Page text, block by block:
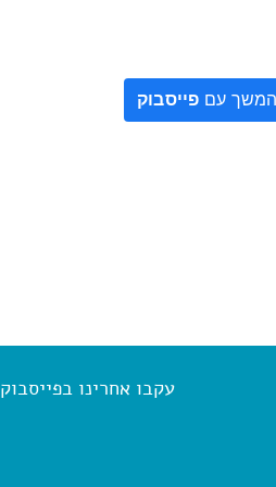
המשך עם פייסבוק
עקבו אחרינו בפייסבוק